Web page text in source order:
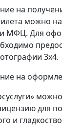
на
можно
МФЦ. Для
3х4.
на
для
и